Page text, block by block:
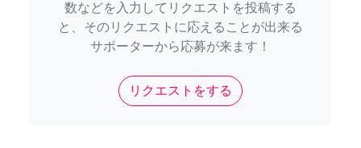
数などを入力してリクエストを投稿する
と、そのリクエストに応えることが出来る
サポーターから応募が来ます！
リクエストをする